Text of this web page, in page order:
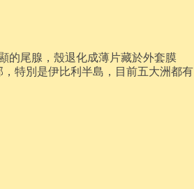
的尾腺，殼退化成薄片藏於外套膜
特別是伊比利半島，目前五大洲都有